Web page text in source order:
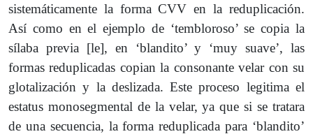
sistemáticamente la forma CVV en la reduplicación.
Así como en el ejemplo de ‘tembloroso’ se copia la
sílaba previa [le], en ‘blandito’ y ‘muy suave’, las
formas reduplicadas copian la consonante velar con su
glotalización y la deslizada. Este proceso legitima el
estatus monosegmental de la velar, ya que si se tratara
de una secuencia, la forma reduplicada para ‘blandito’